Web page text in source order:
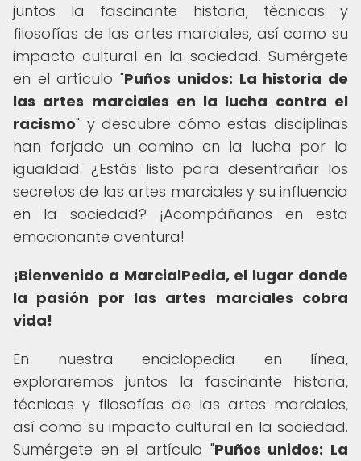
juntos la fascinante historia, técnicas y
filosofías de las artes marciales, así como su
impacto cultural en la sociedad. Sumérgete
en el artículo "Puños unidos: La historia de
las artes marciales en la lucha contra el
racismo" y descubre cómo estas disciplinas
han forjado un camino en la lucha por la
igualdad. ¿Estás listo para desentrañar los
secretos de las artes marciales y su influencia
en la sociedad? ¡Acompáñanos en esta
emocionante aventura!
¡Bienvenido a MarcialPedia, el lugar donde
la pasión por las artes marciales cobra
vida!
En nuestra enciclopedia en línea,
exploraremos juntos la fascinante historia,
técnicas y filosofías de las artes marciales,
así como su impacto cultural en la sociedad.
Sumérgete en el artículo "Puños unidos: La